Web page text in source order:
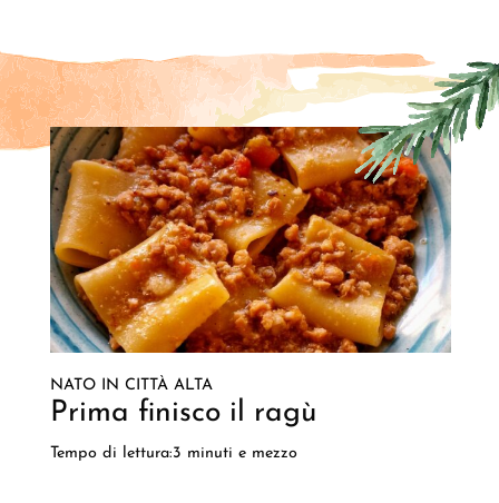
NATO IN CITTÀ ALTA
Prima finisco il ragù
Tempo di lettura:3 minuti e mezzo